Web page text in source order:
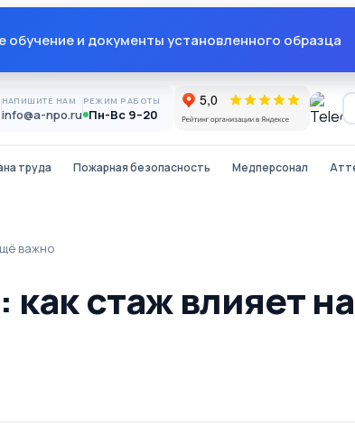
и документы установленного образца
НАПИШИТЕ НАМ
info@a-npo.ru
РЕЖИМ РАБОТЫ
Пн-Вс 9–20
труда Пожарная безопасность Медперсонал
важно
стаж влияет